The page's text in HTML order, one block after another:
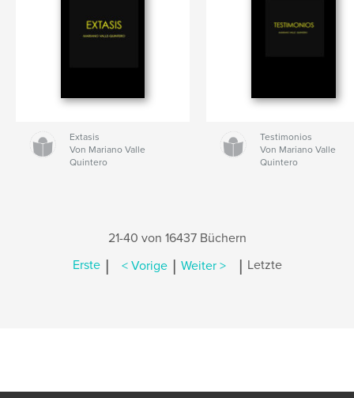
Extasis
Von Mariano Valle
Quintero
Testimonios
Von Mariano Valle
Quintero
21-40 von 16437 Büchern
Erste | < Vorige | Weiter > | Letzte